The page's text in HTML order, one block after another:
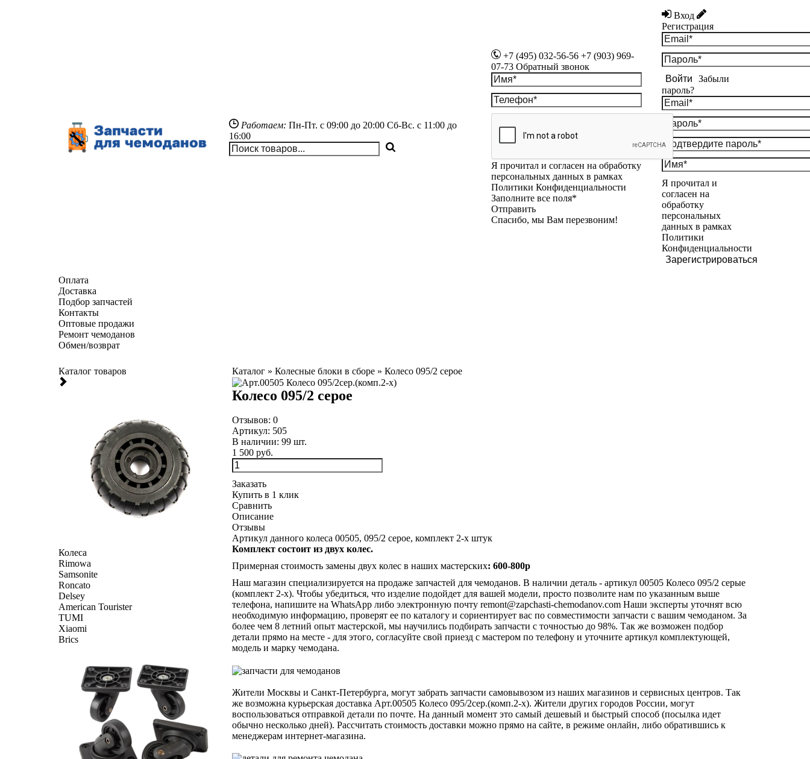
Работаем: Пн-Пт. с 09:00 до 20:00Сб-Вс. с 11:00 до
16:00
+7 (495) 032-56-56 +7 (903) 969-
07-73 Обратный звонок
Я прочитал и согласен на обработку
персональных данных в рамках
Политики Конфиденциальности
Заполните все поля*
Отправить
Спасибо, мы Вам перезвоним!
Вход
Регистрация
Войти
Забыли
пароль?
Я прочитал и
согласен на
обработку
персональных
данных в рамках
Политики
Конфиденциальности
Зарегистрироваться
Оплата
Доставка
Подбор запчастей
Контакты
Оптовые продажи
Ремонт чемоданов
Обмен/возврат
Каталог товаров
Колеса
Rimowa
Samsonite
Roncato
Delsey
American Tourister
TUMI
Xiaomi
Brics
Каталог» Колесные блоки в сборе» Колесо 095/2 серое
Колесо 095/2 серое
Отзывов: 0
Артикул: 505
В наличии: 99шт.
1 500 руб.
Заказать
Купить в 1 клик
Сравнить
Описание
Отзывы
Артикул данного колеса 00505, 095/2 серое, комплект 2-х штук
Комплект состоит из двух колес.
Примерная стоимость замены двух колес в наших мастерских: 600-800р
Наш магазин специализируется на продаже запчастей для чемоданов. В наличии деталь - артикул 00505 Колесо 095/2 серые
(комплект 2-х). Чтобы убедиться, что изделие подойдет для вашей модели, просто позволите нам по указанным выше
телефона, напишите на WhatsApp либо электронную почту remont@zapchasti-chemodanov.comНаши эксперты уточнят всю
необходимую информацию, проверят ее по каталогу и сориентирует вас по совместимости запчасти с вашим чемоданом. За
более чем 8 летний опыт мастерской, мы научились подбирать запчасти с точностью до 98%. Так же возможен подбор
детали прямо на месте - для этого, согласуйте свой приезд с мастером по телефону и уточните артикул комплектующей,
модель и марку чемодана.
Жители Москвы и Санкт-Петербурга, могут забрать запчасти самовывозом из наших магазинов и сервисных центров. Так
же возможна курьерская доставка Арт.00505 Колесо 095/2сер.(комп.2-х). Жители других городов России, могут
воспользоваться отправкой детали по почте. На данный момент это самый дешевый и быстрый способ (посылка идет
обычно несколько дней). Рассчитать стоимость доставки можно прямо на сайте, в режиме онлайн, либо обратившись к
менеджерам интернет-магазина.